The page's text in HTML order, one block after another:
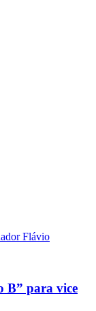
B” para vice